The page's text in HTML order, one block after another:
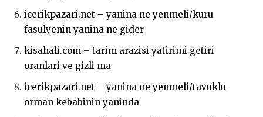
icerikpazari.net – yanina ne yenmeli/kuru
fasulyenin yanina ne gider
kisahali.com – tarim arazisi yatirimi getiri
oranlari ve gizli ma
icerikpazari.net – yanina ne yenmeli/tavuklu
orman kebabinin yaninda